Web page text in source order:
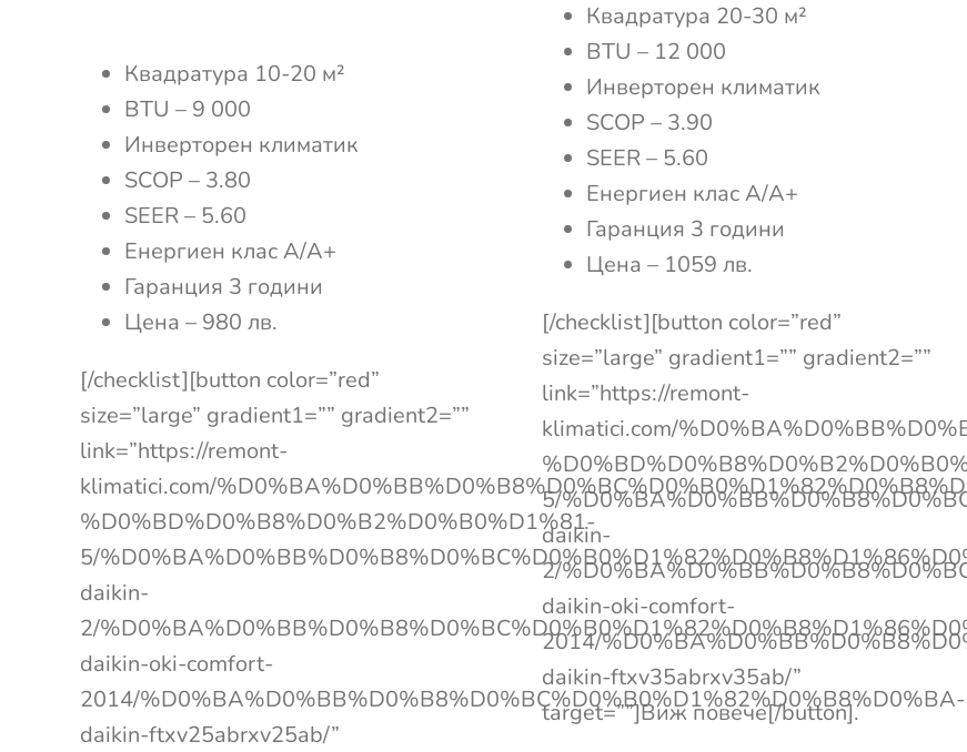
Квадратура 10-20 м²
BTU – 9 000
Инверторен климатик
SCOP – 3.80
SEER – 5.60
Енергиен клас А/A+
Гаранция 3 години
Цена – 980 лв.
[/checklist][button color=”red”
size=”large” gradient1=”” gradient2=””
link=”https://remont-
klimatici.com/
%D0%BD%D0%B8%D0%B2%D0%B0%D1%81-
5/
daikin-
2/
daikin-oki-comfort-
2014/%D0%BA%D0%BB%D0%B8%D0%BC%D0%B0%D1%82%D0%B8%D0%BA-
daikin-ftxv25abrxv25ab/”
Квадратура 20-30 м²
BTU – 12 000
Инверторен климатик
SCOP – 3.90
SEER – 5.60
Енергиен клас А/A+
Гаранция 3 години
Цена – 1059 лв.
[/checklist][button color=”red”
size=”large” gradient1=”” gradient2=””
link=”https://remont-
klimatici.com/
5/
daikin-
2/
daikin-oki-comfort-
2014/
daikin-ftxv35abrxv35ab/”
target=””]Виж повече[/button].